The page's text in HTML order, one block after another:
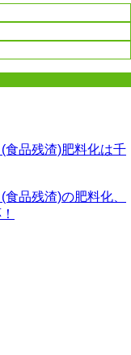
品残渣)の肥料化、